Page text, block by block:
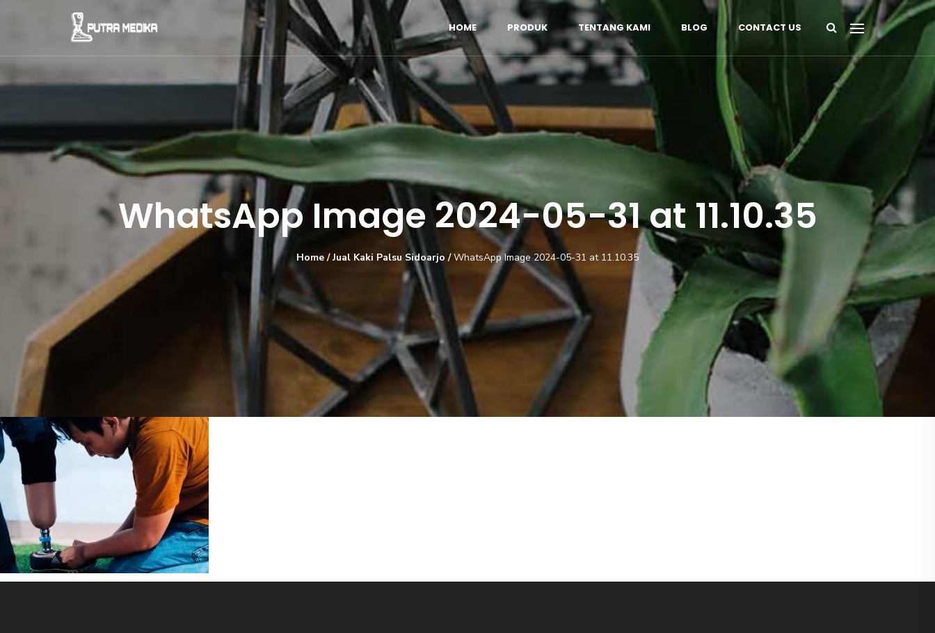
HOME PRODUK TENTANG KAMI BLOG CONTACT US
WhatsApp Image 2024-05-31 at 11.10.35
Home /Jual Kaki Palsu Sidoarjo /WhatsApp Image 2024-05-31 at 11.10.35